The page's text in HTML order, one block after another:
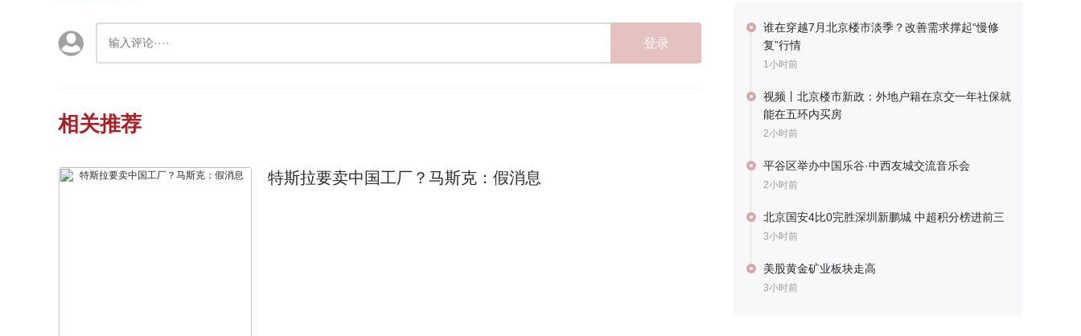
登录
相关推荐
特斯拉要卖中国工厂？马斯克：假消息
谁在穿越7月北京楼市淡季？改善需求撑起“慢修
复”行情
1小时前
视频丨北京楼市新政：外地户籍在京交一年社保就
能在五环内买房
2小时前
平谷区举办中国乐谷·中西友城交流音乐会
2小时前
北京国安4比0完胜深圳新鹏城 中超积分榜进前三
3小时前
美股黄金矿业板块走高
3小时前